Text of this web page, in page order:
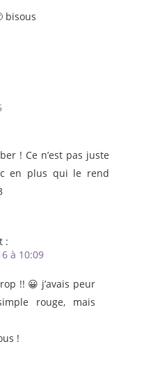
bisous
! Ce n’est pas juste
en plus qui le rend
:
à 10:09
!! 😀 j’avais peur
rouge, mais
!